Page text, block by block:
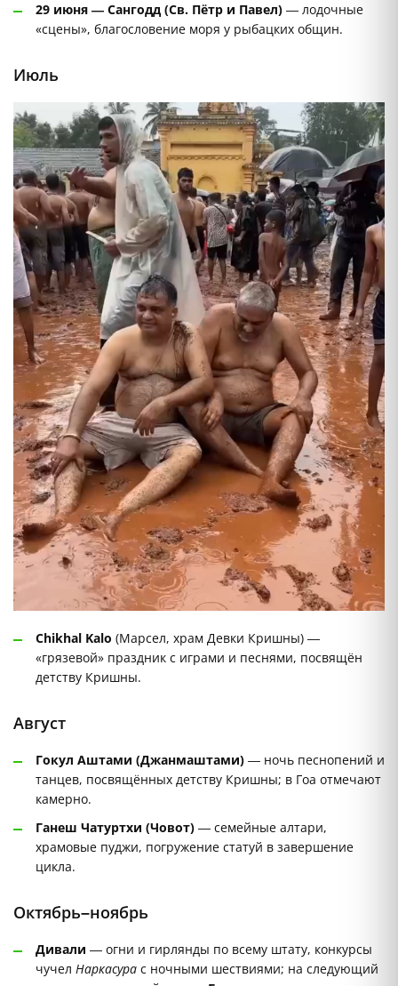
29 июня — Сангодд (Св. Пётр и Павел) — лодочные
«сцены», благословение моря у рыбацких общин.
Июль
Chikhal Kalo (Марсел, храм Девки Кришны) —
«грязевой» праздник с играми и песнями, посвящён
детству Кришны.
Август
Гокул Аштами (Джанмаштами) — ночь песнопений и
танцев, посвящённых детству Кришны; в Гоа отмечают
камерно.
Ганеш Чатуртхи (Човот) — семейные алтари,
храмовые пуджи, погружение статуй в завершение
цикла.
Октябрь–ноябрь
Дивали — огни и гирлянды по всему штату, конкурсы
чучел Наркасура с ночными шествиями; на следующий